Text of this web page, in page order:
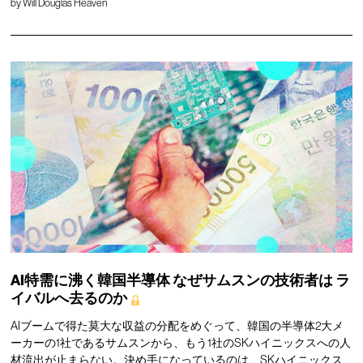
byWill Douglas Heaven
AI特需に沸く韓国半導体なぜサムスンの技術者は ラ
イバルへ去るのか
AIブームで得た莫大な収益の分配をめぐって、韓国の半導体2大メ
ーカーの1社であるサムスンから、もう1社のSKハイニックスへの人
材流出が止まらない。決め手になっているのは、SKハイニックス